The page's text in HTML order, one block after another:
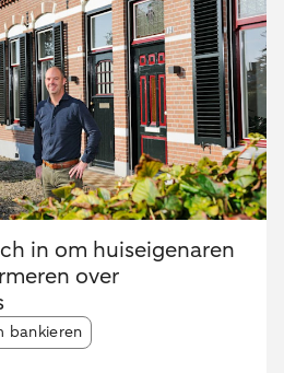
in om huiseigenaren
over
bankieren